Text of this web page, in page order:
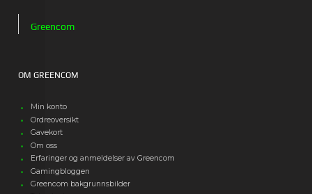
Greencom
OM GREENCOM
Min konto
Ordreoversikt
Gavekort
Om oss
Erfaringer og anmeldelser av Greencom
Gamingbloggen
Greencom bakgrunnsbilder